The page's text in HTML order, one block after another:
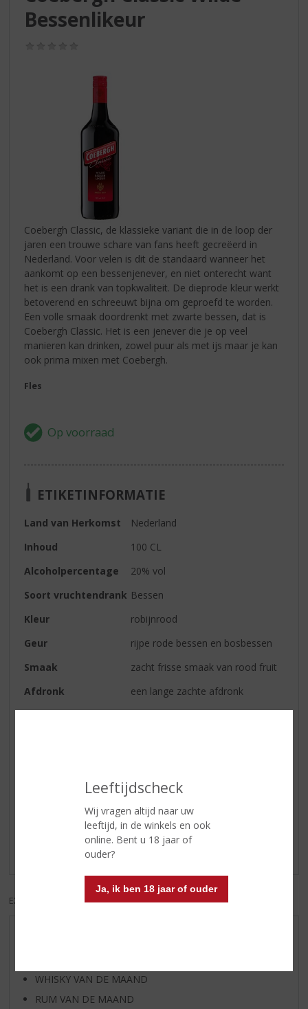
Leeftijdscheck
Wij vragen altijd naar uw
leeftijd, in de winkels en ook
online. Bent u 18 jaar of
ouder?
Ja, ik ben 18 jaar of ouder
Bessenlikeur
Coebergh Classic, de klassieke variant die in de loop der
jaren een trouwe schare van fans heeft gecreëerd in
Nederland. Voor velen is dit de standaard wanneer het
aankomt op een bessenjenever, en niet onterecht want
het is een drank van topkwaliteit. De dieprode kleur werkt
betoverend en schreeuwt bijna om geproefd te worden.
Een volle smaak doordrenkt met zwarte bessen, dat is
Coebergh Classic. Het is een jenever die je op veel
manieren kan drinken, zowel puur als met ijs maar je kan
ook prima mixen met Coebergh.
Fles
ETIKETINFORMATIE
Land van Herkomst
Nederland
Inhoud
100 CL
Alcoholpercentage
20% vol
Soort vruchtendrank Bessen
Kleur
robijnrood
Geur
rijpe rode bessen en bosbessen
Smaak
zacht frisse smaak van rood fruit
Afdronk
een lange zachte afdronk
Reviews
Schrijf een review
Er zijn nog geen reviews geplaatst voor dit product
EXCL. BTW INCL. BTW
WHISKY VAN DE MAAND
RUM VAN DE MAAND